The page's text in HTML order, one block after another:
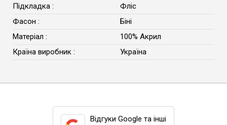
Підкладка :
Фліс
Фасон :
Біні
Матеріал :
100% Акрил
Країна виробник :
Україна
Відгуки Google та інші